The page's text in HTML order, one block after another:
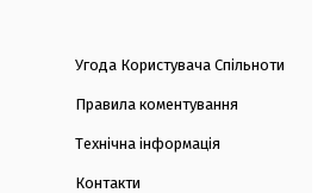
Угода Користувача Спільноти
Правила коментування
Технічна інформація
Контакти